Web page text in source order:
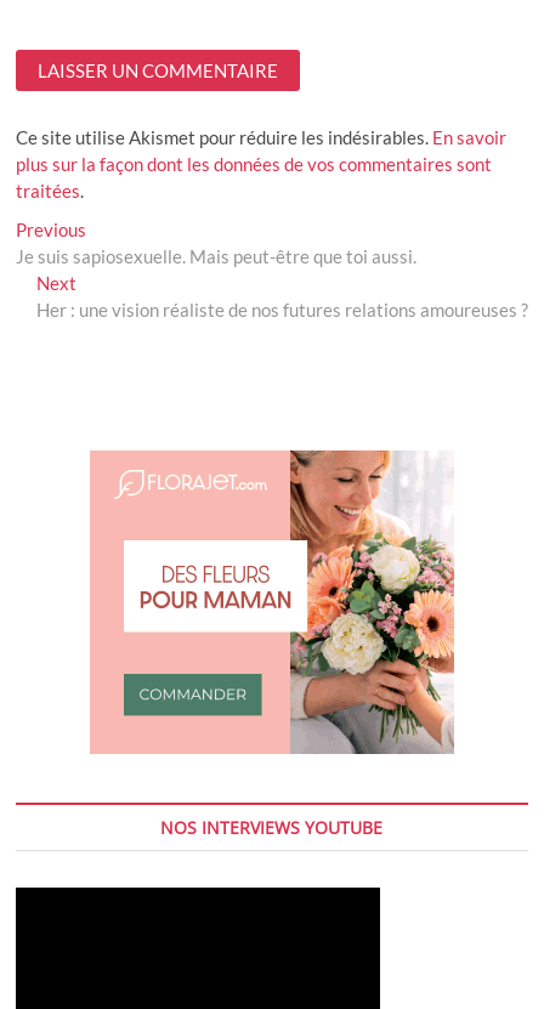
Ce site utilise Akismet pour réduire les indésirables. En savoir
plus sur la façon dont les données de vos commentaires sont
traitées.
Navigation
de
l’article
Previous
post:
Je suis sapiosexuelle. Mais peut-être que toi aussi.
NextNext
post:
Her : une vision réaliste de nos futures relations amoureuses ?
NOS INTERVIEWS YOUTUBE